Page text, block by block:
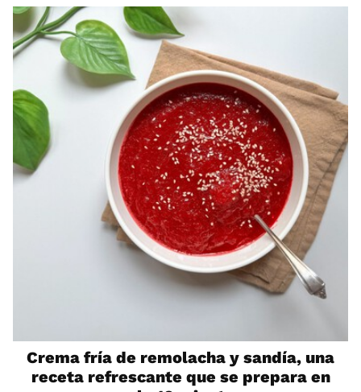
Crema fría de remolacha y sandía, una
receta refrescante que se prepara en